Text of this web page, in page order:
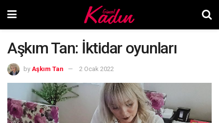
Aşkım Tan: İktidar oyunları
by Aşkım Tan 2 Ocak 2022